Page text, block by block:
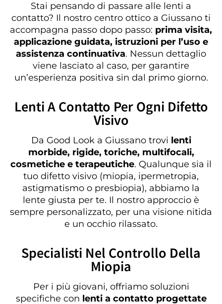
Stai pensando di passare alle lenti a
contatto? Il nostro centro ottico a Giussano ti
accompagna passo dopo passo: prima visita,
applicazione guidata, istruzioni per l’uso e
assistenza continuativa. Nessun dettaglio
viene lasciato al caso, per garantire
un’esperienza positiva sin dal primo giorno.
Lenti A Contatto Per Ogni Difetto
Visivo
Da Good Look a Giussano trovi lenti
morbide, rigide, toriche, multifocali,
cosmetiche e terapeutiche. Qualunque sia il
tuo difetto visivo (miopia, ipermetropia,
astigmatismo o presbiopia), abbiamo la
lente giusta per te. Il nostro approccio è
sempre personalizzato, per una visione nitida
e un occhio rilassato.
Specialisti Nel Controllo Della
Miopia
Per i più giovani, offriamo soluzioni
specifiche con lenti a contatto progettate